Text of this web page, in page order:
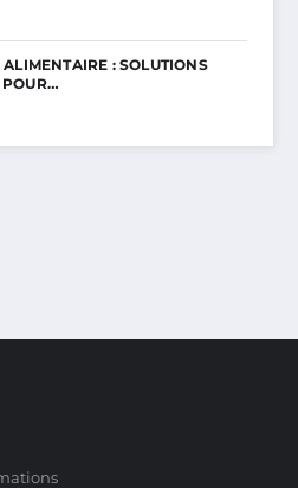
: SOLUTIONS
POUR…